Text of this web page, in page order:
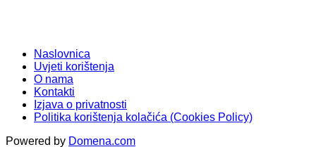
Naslovnica
Uvjeti korištenja
O nama
Kontakti
Izjava o privatnosti
Politika korištenja kolačića (Cookies Policy)
Powered by Domena.com